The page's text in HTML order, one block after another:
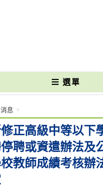
選單
正高級中等以下
聘或資遣辦法及
教師成績考核辦
息 >